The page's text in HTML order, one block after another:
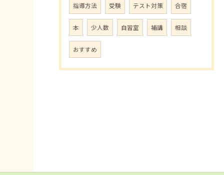
指導方法 受験 テスト対策 合宿
本 少人数 自習室 補講 相談
おすすめ